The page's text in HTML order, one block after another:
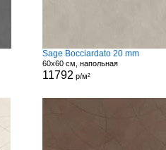
Sage Bocciardato 20 mm
60x60 см, напольная
11792 р/м²